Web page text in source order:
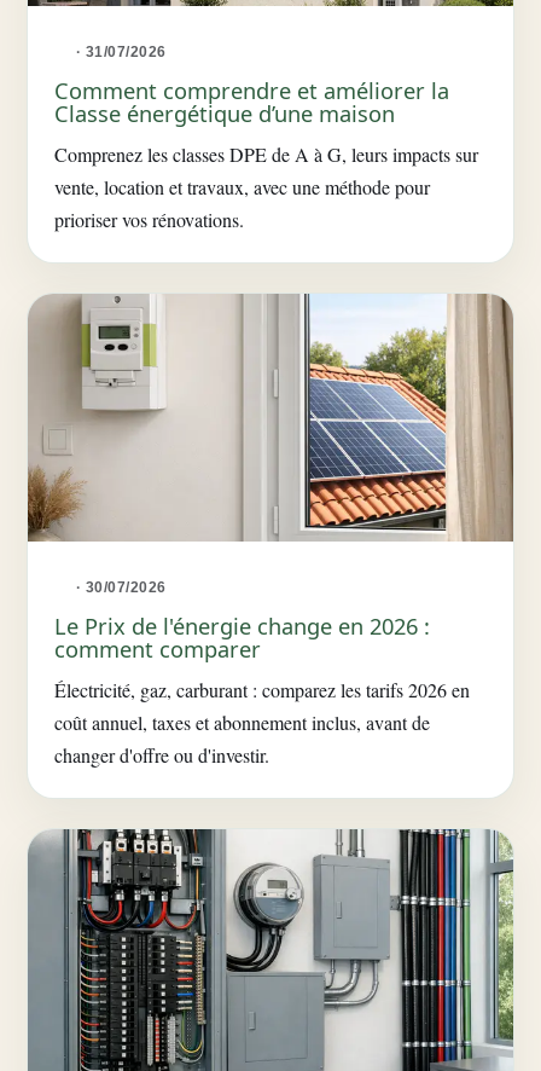
· 31/07/2026
Comment comprendre et améliorer la
Classe énergétique d’une maison
Comprenez les classes DPE de A à G, leurs impacts sur
vente, location et travaux, avec une méthode pour
prioriser vos rénovations.
· 30/07/2026
Le Prix de l'énergie change en 2026 :
comment comparer
Électricité, gaz, carburant : comparez les tarifs 2026 en
coût annuel, taxes et abonnement inclus, avant de
changer d'offre ou d'investir.